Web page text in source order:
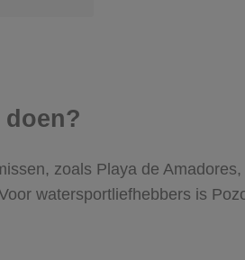
doen?
zoals Playa de
watersportliefhebbers is